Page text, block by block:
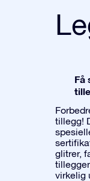
Få
tillegg!
glitrer,
virkelig